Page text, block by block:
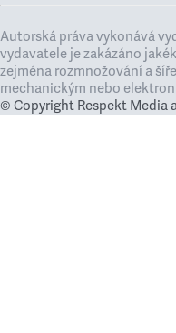
Autorská práva vykonává
vydavatele je zakázáno
zejména rozmnožování a
mechanickým nebo
© Copyright Respekt Media